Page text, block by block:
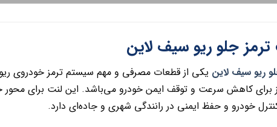
جلو ریو سیف لاین
ریو سیف لاین یکی از قطعات مصرفی و مهم سیستم ترمز خودروی
برای کاهش سرعت و توقف ایمن خودرو می‌باشد. این لنت برای
خودرو و حفظ ایمنی در رانندگی شهری و جاده‌ای دارد.